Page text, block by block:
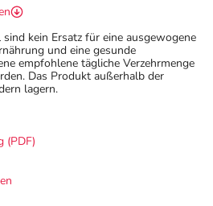
kein Ersatz für eine ausgewogene
und eine gesunde
empfohlene tägliche Verzehrmenge
Das Produkt außerhalb der
lagern.
(PDF)